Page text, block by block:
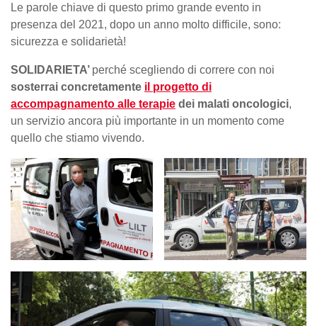
Le parole chiave di questo primo grande evento in
presenza del 2021, dopo un anno molto difficile, sono:
sicurezza e solidarietà!
SOLIDARIETA’ perché scegliendo di correre con noi
sosterrai concretamente il progetto di
accompagnamento alle terapie dei malati oncologici,
un servizio ancora più importante in un momento come
quello che stiamo vivendo.